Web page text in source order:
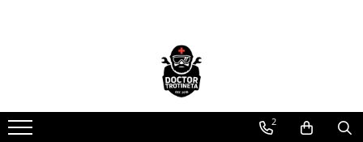
Toate produsele
Piese de schimb
2